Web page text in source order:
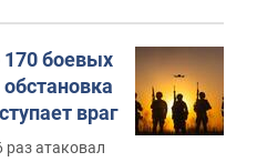
боевых
враг
раз атаковал